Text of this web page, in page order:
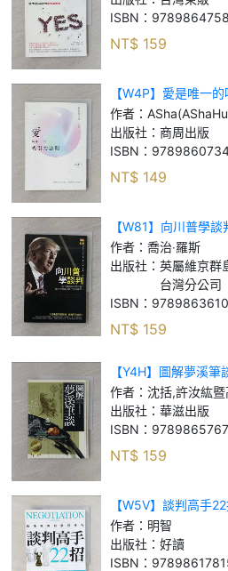
ISBN：
NT$ 159
【W4P】愛是唯一
愛_ASha (ASha
作者：
出版社： 商周出版
ISBN：
NT$ 149
【W81】向川普學
對手就算被賣了也感
作者： 喬治‧羅斯
出版社： 英屬維京群
台灣分公司
ISBN：
NT$ 159
【Y4H】圖解夢溪
編輯部
作者： 沈括,許汝紘
出版社： 華滋出版
ISBN：
NT$ 159
【W5V】談判高手
智
作者： 明智
出版社： 好讀
ISBN：